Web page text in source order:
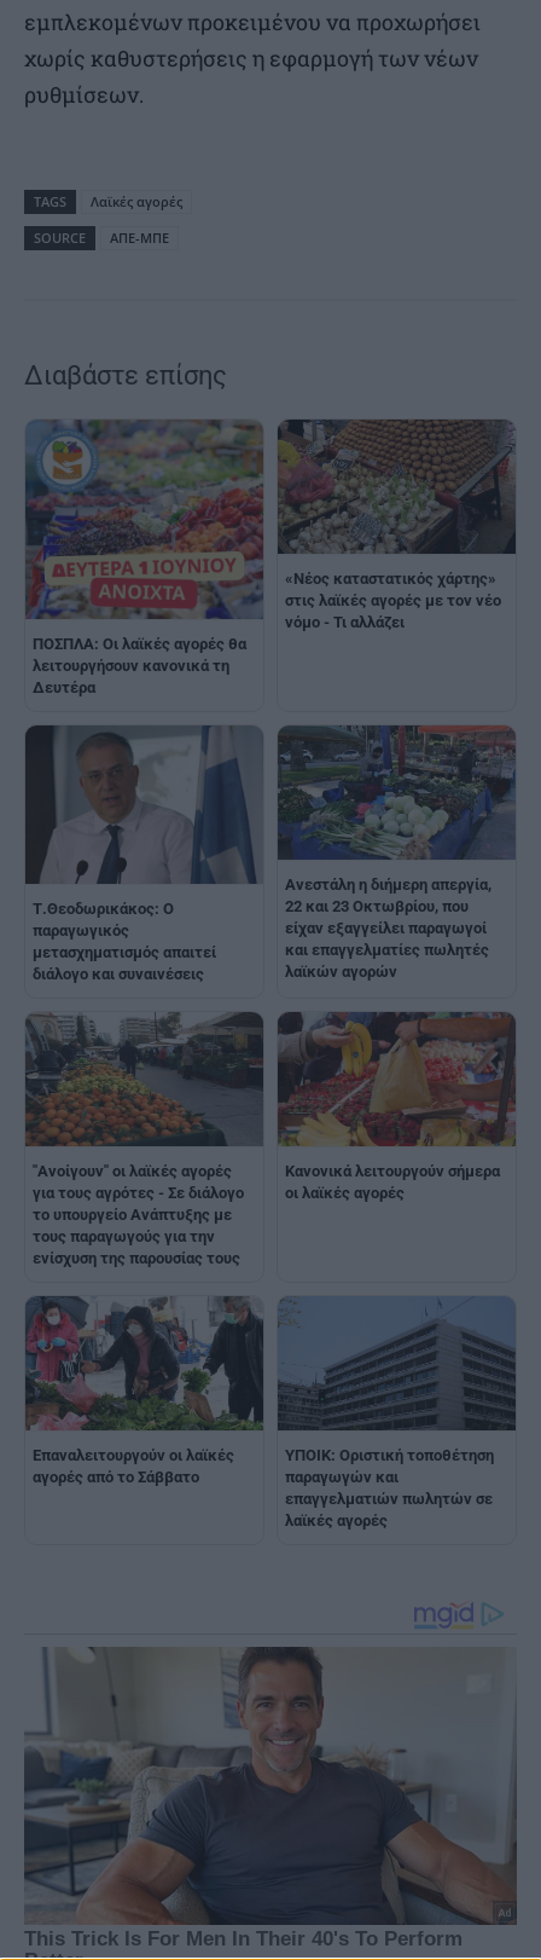
εμπλεκομένων προκειμένου να προχωρήσει
χωρίς καθυστερήσεις η εφαρμογή των νέων
ρυθμίσεων.
TAGS
Λαϊκές αγορές
SOURCE
ΑΠΕ-ΜΠΕ
Διαβάστε επίσης
ΠΟΣΠΛΑ: Οι λαϊκές αγορές θα
λειτουργήσουν κανονικά τη
Δευτέρα
«Νέος καταστατικός χάρτης»
στις λαϊκές αγορές με τον νέο
νόμο - Τι αλλάζει
Τ.Θεοδωρικάκος: Ο
παραγωγικός
μετασχηματισμός απαιτεί
διάλογο και συναινέσεις
Ανεστάλη η διήμερη απεργία,
22 και 23 Οκτωβρίου, που
είχαν εξαγγείλει παραγωγοί
και επαγγελματίες πωλητές
λαϊκών αγορών
"Ανοίγουν" οι λαϊκές αγορές
για τους αγρότες - Σε διάλογο
το υπουργείο Ανάπτυξης με
τους παραγωγούς για την
ενίσχυση της παρουσίας τους
Κανονικά λειτουργούν σήμερα
οι λαϊκές αγορές
Επαναλειτουργούν οι λαϊκές
αγορές από το Σάββατο
ΥΠΟΙΚ: Οριστική τοποθέτηση
παραγωγών και
επαγγελματιών πωλητών σε
λαϊκές αγορές